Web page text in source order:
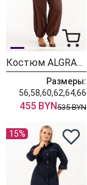
Костюм ALGRANDA (Новелла Шарм) 4127-6
Размеры:
56,58,60,62,64,66
455 BYN535 BYN
15%